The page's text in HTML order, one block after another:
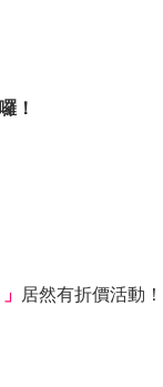
！
居然有折價活動！